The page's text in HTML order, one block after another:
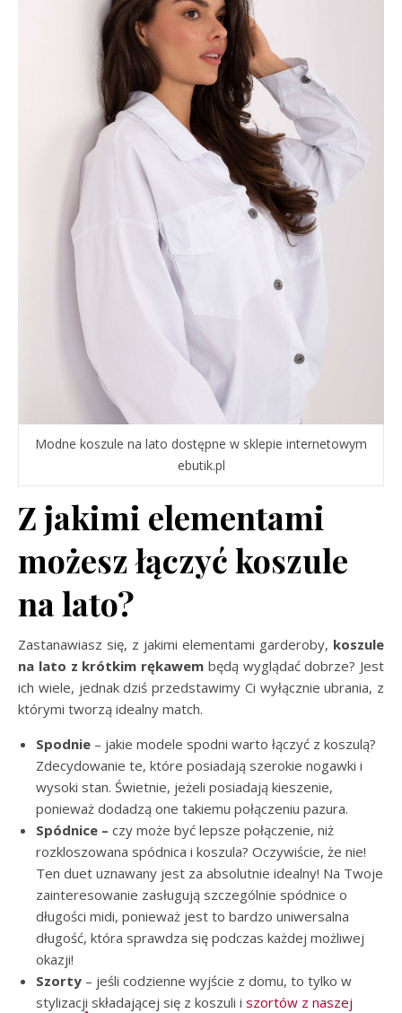
Modne koszule na lato dostępne w sklepie internetowym
ebutik.pl
Z jakimi elementami
możesz łączyć koszule
na lato?
Zastanawiasz się, z jakimi elementami garderoby, koszule
na lato z krótkim rękawem będą wyglądać dobrze? Jest
ich wiele, jednak dziś przedstawimy Ci wyłącznie ubrania, z
którymi tworzą idealny match.
Spodnie – jakie modele spodni warto łączyć z koszulą?
Zdecydowanie te, które posiadają szerokie nogawki i
wysoki stan. Świetnie, jeżeli posiadają kieszenie,
ponieważ dodadzą one takiemu połączeniu pazura.
Spódnice – czy może być lepsze połączenie, niż
rozkloszowana spódnica i koszula? Oczywiście, że nie!
Ten duet uznawany jest za absolutnie idealny! Na Twoje
zainteresowanie zasługują szczególnie spódnice o
długości midi, ponieważ jest to bardzo uniwersalna
długość, która sprawdza się podczas każdej możliwej
okazji!
Szorty – jeśli codzienne wyjście z domu, to tylko w
stylizacji składającej się z koszuli i szortów z naszej